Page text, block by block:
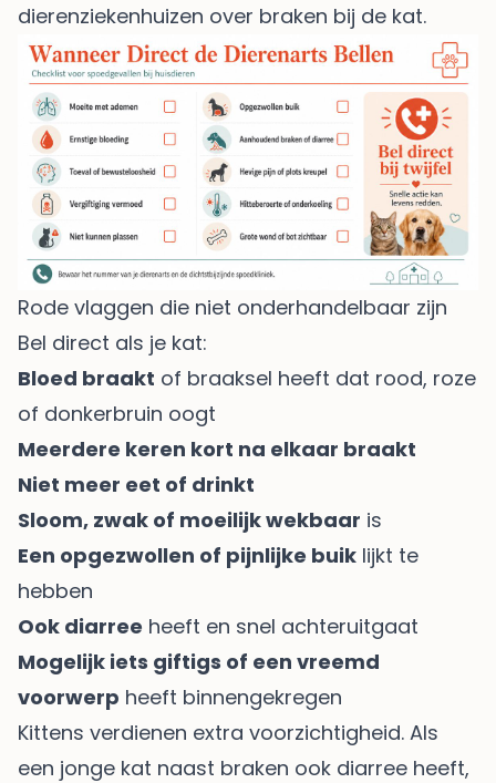
dierenziekenhuizen over braken bij de kat.
Rode vlaggen die niet onderhandelbaar zijn
Bel direct als je kat:
Bloed braakt of braaksel heeft dat rood, roze
of donkerbruin oogt
Meerdere keren kort na elkaar braakt
Niet meer eet of drinkt
Sloom, zwak of moeilijk wekbaar is
Een opgezwollen of pijnlijke buik lijkt te
hebben
Ook diarree heeft en snel achteruitgaat
Mogelijk iets giftigs of een vreemd
voorwerp heeft binnengekregen
Kittens verdienen extra voorzichtigheid. Als
een jonge kat naast braken ook diarree heeft,